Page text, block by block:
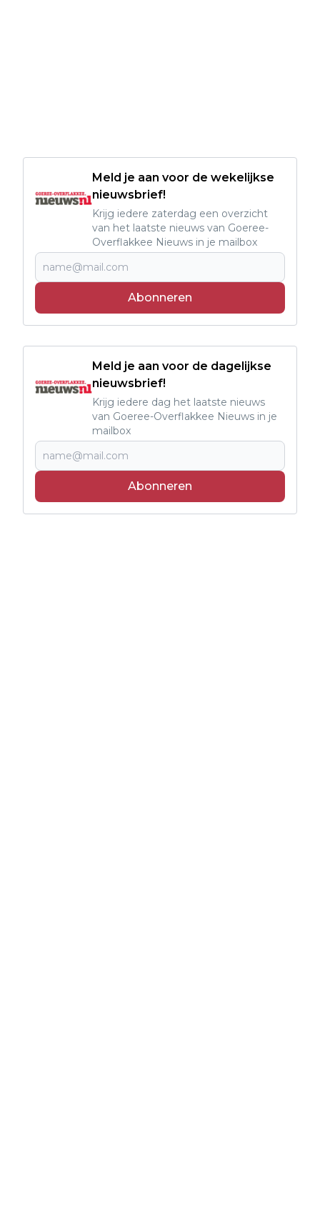
Meld je aan voor de wekelijkse
nieuwsbrief!
Krijg iedere zaterdag een overzicht
van het laatste nieuws van Goeree-
Overflakkee Nieuws in je mailbox
Abonneren
Meld je aan voor de dagelijkse
nieuwsbrief!
Krijg iedere dag het laatste nieuws
van Goeree-Overflakkee Nieuws in je
mailbox
Abonneren